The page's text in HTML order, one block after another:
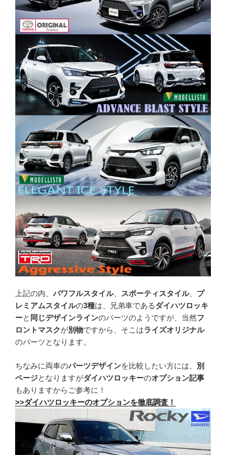
上記の内、 パワフルスタイル、 スポーティスタイル、 プ
レミアムスタイルの3種は、兄弟車であるダイハツロッキ
ーと 同じデザインラインのパーツのようですが、当然フ
ロントマスクが別物ですから、そこはライズオリジナル
のパーツとなります。
ちなみに両車のパーツデザインを比較したい方には、 別
ページとなりますがダイハツロッキーのオプション記事
もありますからご参考に！
>>ダイハツロッキーのオプションを徹底調査！